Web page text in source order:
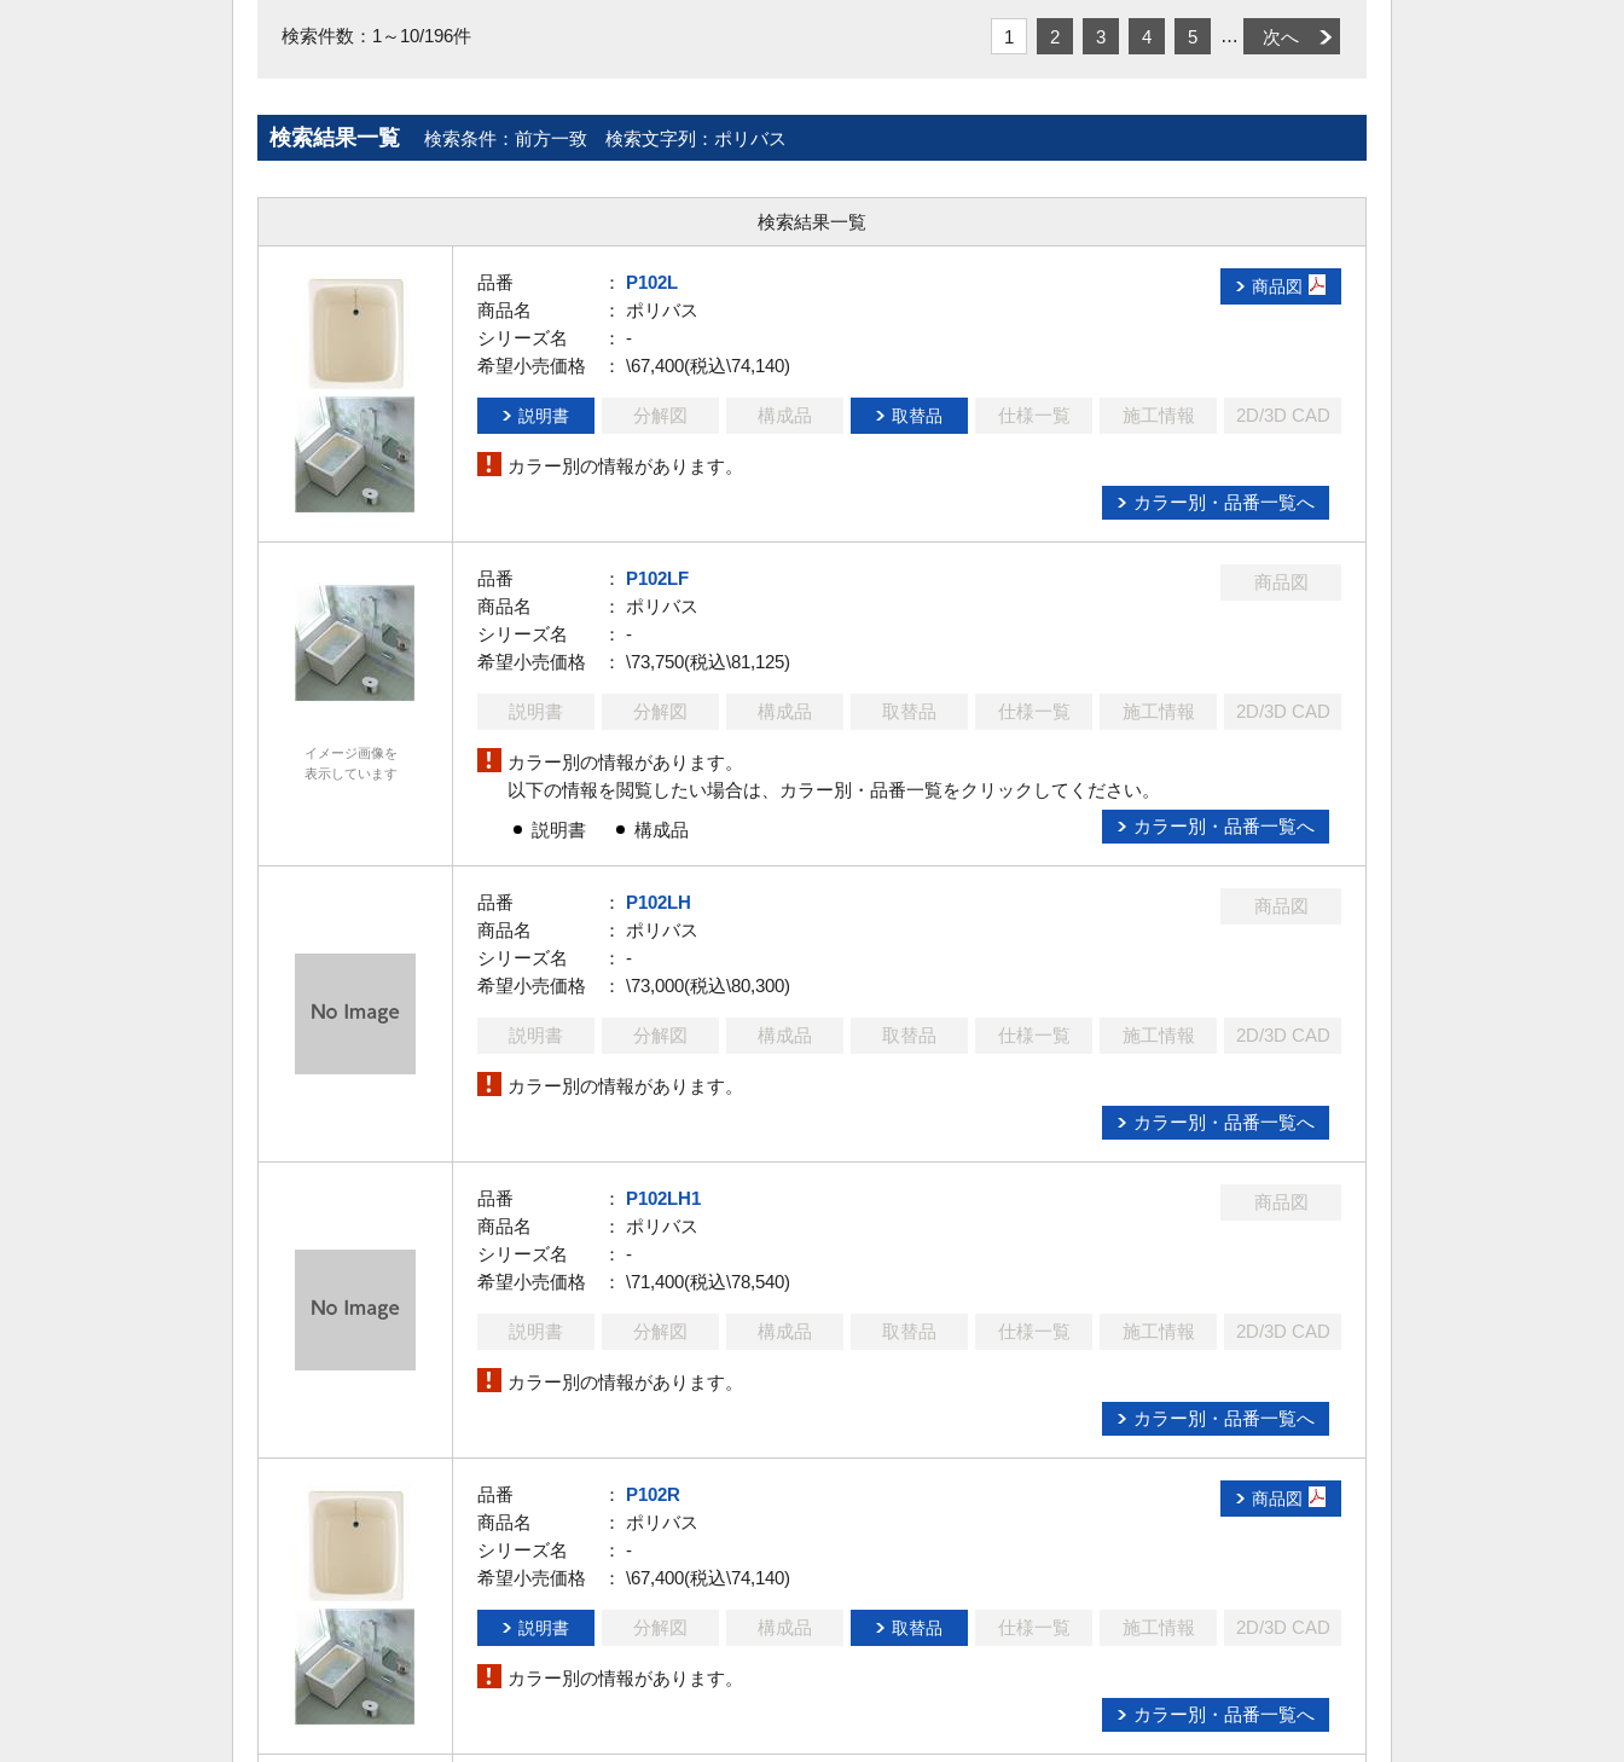
検索件数：1～10/196件 1 2 3 4 5 … 次へ
検索結果一覧 検索条件：前方一致 検索文字列：ポリバス
検索結果一覧
品番 ： P102L
商品名
： ポリバス
シリーズ名
： -
希望小売価格
： \67,400(税込\74,140)
商品図
説明書 分解図 構成品 取替品 仕様一覧 施工情報 2D/3D CAD
カラー別の情報があります。
カラー別・品番一覧へ
イメージ画像を
表示しています
品番 ： P102LF
商品名
： ポリバス
シリーズ名
： -
希望小売価格
： \73,750(税込\81,125)
商品図
説明書 分解図 構成品 取替品 仕様一覧 施工情報 2D/3D CAD
カラー別の情報があります。
以下の情報を閲覧したい場合は、カラー別・品番一覧をクリックしてください。
説明書
構成品 カラー別・品番一覧へ
品番 ： P102LH
商品名
： ポリバス
シリーズ名
： -
希望小売価格
： \73,000(税込\80,300)
商品図
説明書 分解図 構成品 取替品 仕様一覧 施工情報 2D/3D CAD
カラー別の情報があります。
カラー別・品番一覧へ
品番 ： P102LH1
商品名
： ポリバス
シリーズ名
： -
希望小売価格
： \71,400(税込\78,540)
商品図
説明書 分解図 構成品 取替品 仕様一覧 施工情報 2D/3D CAD
カラー別の情報があります。
カラー別・品番一覧へ
品番 ： P102R
商品名
： ポリバス
シリーズ名
： -
希望小売価格
： \67,400(税込\74,140)
商品図
説明書 分解図 構成品 取替品 仕様一覧 施工情報 2D/3D CAD
カラー別の情報があります。
カラー別・品番一覧へ